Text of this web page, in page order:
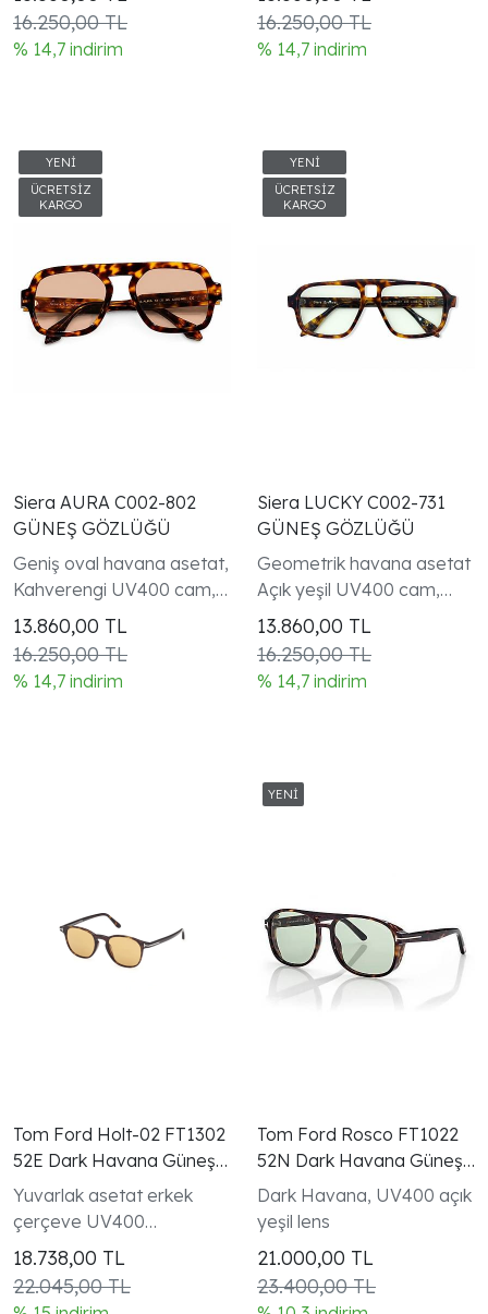
Italyan atölyelerinde
üretim UV400 tam güneş
koruması
16.250,00 TL
% 14,7 indirim
Italyan atölyelerinde
üretim UV400 tam güneş
koruması
16.250,00 TL
% 14,7 indirim
Siera AURA C002-802
GÜNEŞ GÖZLÜĞÜ
Geniş oval havana asetat,
Kahverengi UV400 cam,
Handmade in Italy —
Italyan atölyelerinde
üretim UV400 tam güneş
koruması
13.860,00 TL
16.250,00 TL
% 14,7 indirim
Siera LUCKY C002-731
GÜNEŞ GÖZLÜĞÜ
Geometrik havana asetat
Açık yeşil UV400 cam,
Handmade in Italy —
Italyan atölyelerinde
üretim UV400 tam güneş
koruması
13.860,00 TL
16.250,00 TL
% 14,7 indirim
Tom Ford Holt-02 FT1302
52E Dark Havana Güneş
Gözlüğü
Yuvarlak asetat erkek
çerçeve UV400
kahverengi lens
18.738,00 TL
22.045,00 TL
Tom Ford Rosco FT1022
52N Dark Havana Güneş
Gözlüğü
Dark Havana, UV400 açık
yeşil lens
21.000,00 TL
23.400,00 TL